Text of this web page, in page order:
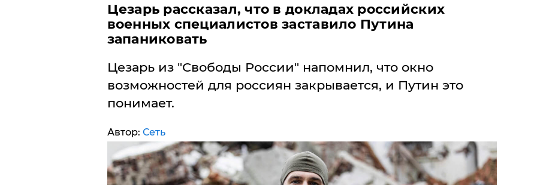
Цезарь рассказал, что в докладах российских
военных специалистов заставило Путина
запаниковать
Цезарь из "Свободы России" напомнил, что окно
возможностей для россиян закрывается, и Путин это
понимает.
Автор: Сеть